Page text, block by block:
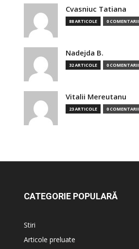
Cvasniuc Tatiana
88 ARTICOLE 0 COMENTARII
Nadejda B.
32 ARTICOLE 0 COMENTARII
Vitalii Mereutanu
23 ARTICOLE 0 COMENTARII
CATEGORIE POPULARĂ
Stiri
Articole preluate